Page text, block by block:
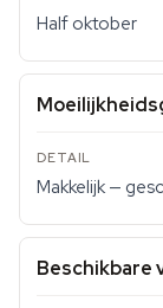
Half oktober
Makkelijk —
Beschikbare